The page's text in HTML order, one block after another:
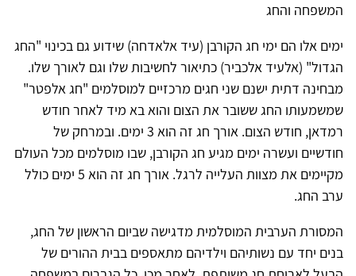
המשפחה והחג
ימים אלו הם ימי חג הקורבן (עיד אלאדחה) שידוע גם בכינוי "החג
הגדול" (אלעיד אלכביר) כתיאור לחשיבות שלו וגם לאורך שלו.
מבחינה דתית ישנם שני חגים מרכזיים למוסלמים "חג אלפטר"
שמשמעותו החג ששובר את הצום והוא בא מיד לאחר חודש
רמדאן, חודש הצום. אורך חג זה הוא 3 ימים. ובמרחק של
חודשיים ועשרה ימים מגיע חג הקורבן, שבו מוסלמים מכל העולם
מקיימים את מצוות העלייה לרגל. אורך חג זה הוא 5 ימים כולל
ערב החג.
המסורת הערבית המוסלמית מדגישה שביום הראשון של החג,
בנים יחד עם נשותיהם וילדיהם מתאספים בבית ההורים של